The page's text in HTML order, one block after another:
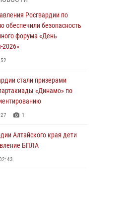
провели военно-
для детей в
края приняла участие
провели встречу с
Росгвардии по
обеспечили безопасность
форума «День
2026»
стали призерами
«Динамо» по
1
Алтайского края дети
БПЛА